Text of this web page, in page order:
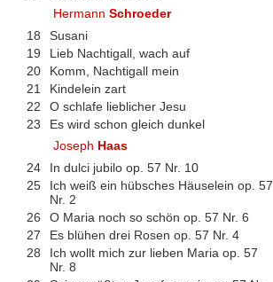
HermannSchroeder
18
Susani
19
Lieb Nachtigall, wach auf
20
Komm, Nachtigall mein
21
Kindelein zart
22
O schlafe lieblicher Jesu
23
Es wird schon gleich dunkel
Joseph Haas
24
In dulci jubilo op. 57 Nr. 10
25
Ich weiß ein hübsches Häuselein op. 57
Nr. 2
26
O Maria noch so schön op. 57 Nr. 6
27
Es blühen drei Rosen op. 57 Nr. 4
28
Ich wollt mich zur lieben Maria op. 57
Nr. 8